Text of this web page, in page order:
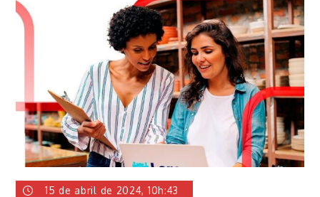
15 de abril de 2024, 10h:43